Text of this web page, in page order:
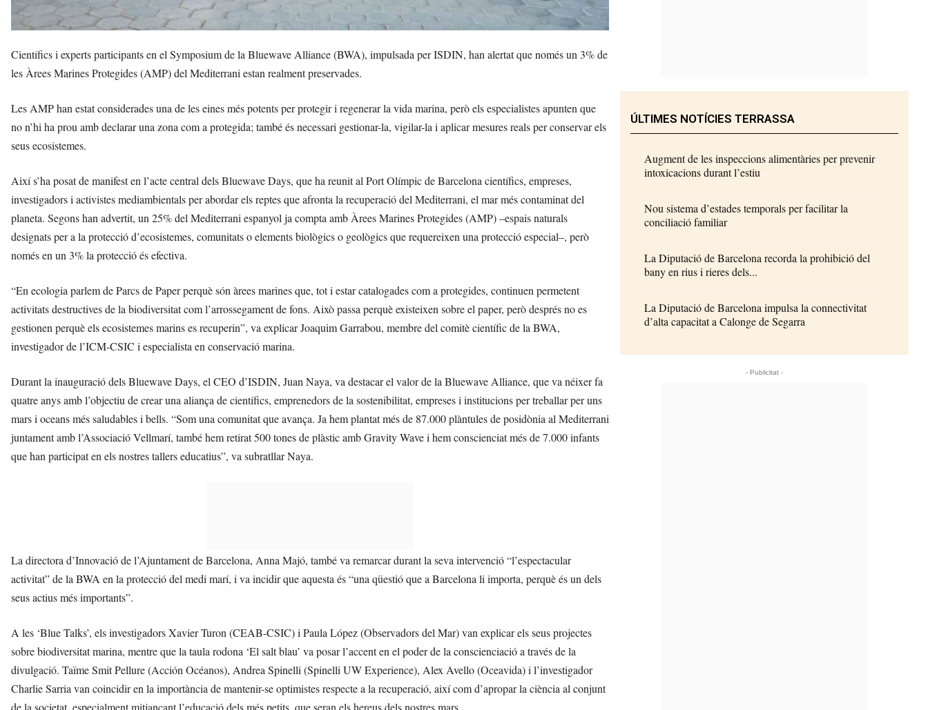
Científics i experts participants en el Symposium de la Bluewave Alliance (BWA), impulsada per ISDIN, han alertat que només un 3% de
les Àrees Marines Protegides (AMP) del Mediterrani estan realment preservades.
Les AMP han estat considerades una de les eines més potents per protegir i regenerar la vida marina, però els especialistes apunten que
no n’hi ha prou amb declarar una zona com a protegida; també és necessari gestionar-la, vigilar-la i aplicar mesures reals per conservar els
seus ecosistemes.
Així s’ha posat de manifest en l’acte central dels Bluewave Days, que ha reunit al Port Olímpic de Barcelona científics, empreses,
investigadors i activistes mediambientals per abordar els reptes que afronta la recuperació del Mediterrani, el mar més contaminat del
planeta. Segons han advertit, un 25% del Mediterrani espanyol ja compta amb Àrees Marines Protegides (AMP) –espais naturals
designats per a la protecció d’ecosistemes, comunitats o elements biològics o geològics que requereixen una protecció especial–, però
només en un 3% la protecció és efectiva.
“En ecologia parlem de Parcs de Paper perquè són àrees marines que, tot i estar catalogades com a protegides, continuen permetent
activitats destructives de la biodiversitat com l’arrossegament de fons. Això passa perquè existeixen sobre el paper, però després no es
gestionen perquè els ecosistemes marins es recuperin”, va explicar Joaquim Garrabou, membre del comitè científic de la BWA,
investigador de l’ICM-CSIC i especialista en conservació marina.
Durant la inauguració dels Bluewave Days, el CEO d’ISDIN, Juan Naya, va destacar el valor de la Bluewave Alliance, que va néixer fa
quatre anys amb l’objectiu de crear una aliança de científics, emprenedors de la sostenibilitat, empreses i institucions per treballar per uns
mars i oceans més saludables i bells. “Som una comunitat que avança. Ja hem plantat més de 87.000 plàntules de posidònia al Mediterrani
juntament amb l’Associació Vellmarí, també hem retirat 500 tones de plàstic amb Gravity Wave i hem conscienciat més de 7.000 infants
que han participat en els nostres tallers educatius”, va subratllar Naya.
La directora d’Innovació de l’Ajuntament de Barcelona, Anna Majó, també va remarcar durant la seva intervenció “l’espectacular
activitat” de la BWA en la protecció del medi marí, i va incidir que aquesta és “una qüestió que a Barcelona li importa, perquè és un dels
seus actius més importants”.
A les ‘Blue Talks’, els investigadors Xavier Turon (CEAB-CSIC) i Paula López (Observadors del Mar) van explicar els seus projectes
sobre biodiversitat marina, mentre que la taula rodona ‘El salt blau’ va posar l’accent en el poder de la conscienciació a través de la
divulgació. Taïme Smit Pellure (Acción Océanos), Andrea Spinelli (Spinelli UW Experience), Alex Avello (Oceavida) i l’investigador
Charlie Sarria van coincidir en la importància de mantenir-se optimistes respecte a la recuperació, així com d’apropar la ciència al conjunt
de la societat, especialment mitjançant l’educació dels més petits, que seran els hereus dels nostres mars.
ÚLTIMES NOTÍCIES TERRASSA
Augment de les inspeccions alimentàries per prevenir
intoxicacions durant l’estiu
Nou sistema d’estades temporals per facilitar la
conciliació familiar
La Diputació de Barcelona recorda la prohibició del
bany en rius i rieres dels...
La Diputació de Barcelona impulsa la connectivitat
d’alta capacitat a Calonge de Segarra
- Publicitat -